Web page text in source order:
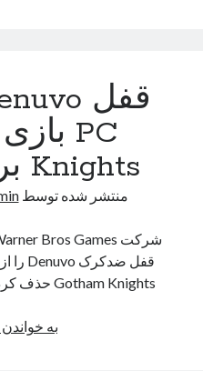
Knights برداشته شد
منتشر شده توسط
Gotham Knights حذف کرد. پی‌سی گیمرها هم‌اکنون…
به خواندن